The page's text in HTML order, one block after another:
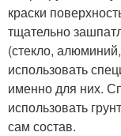
краски
тщательно
(стекло,
использовать
именно для них.
использовать
сам состав.